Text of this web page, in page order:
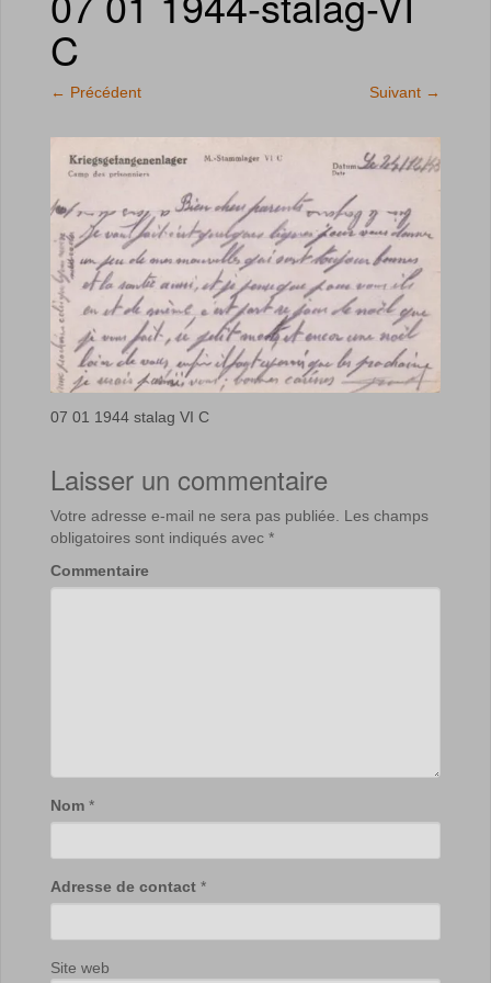
C
← Précédent Suivant →
07 01 1944 stalag VI C
Laisser un commentaire
Votre adresse e-mail ne sera pas publiée.
Les champs
obligatoires sont indiqués avec *
Commentaire
Nom *
Adresse de contact *
Site web